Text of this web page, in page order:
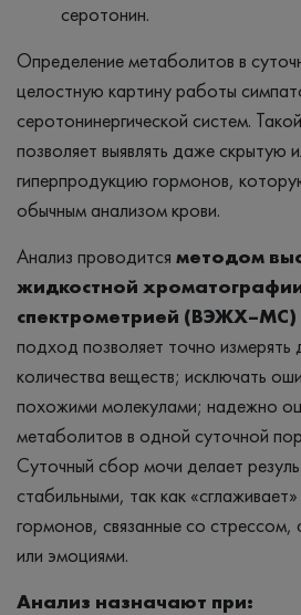
серотонин.
Определение метаболитов в
целостную картину работы
серотонинергической систем.
позволяет выявлять даже скрытую
гиперпродукцию гормонов,
обычным анализом крови.
Анализ проводится методом
жидкостной хроматографии
спектрометрией
подход позволяет точно
количества веществ; исключать
похожими молекулами; надежно
метаболитов в одной суточной
Суточный сбор мочи делает
стабильными, так как
гормонов, связанные со стрессом,
или эмоциями.
Анализ назначают при: